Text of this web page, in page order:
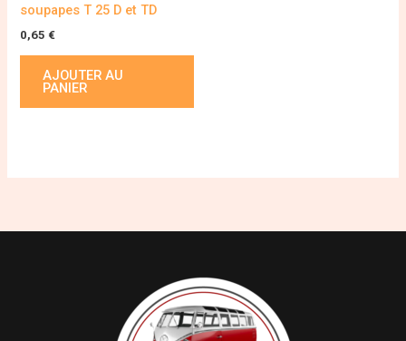
soupapes T 25 D et TD
0,65 €
AJOUTER AU
PANIER